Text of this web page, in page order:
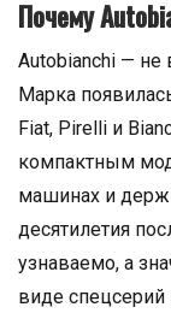
Почему
Autobianchi — не
Марка
Fiat, Pirelli и
компактным
машинах и
десятилетия
узнаваемо, а
виде спецсерий